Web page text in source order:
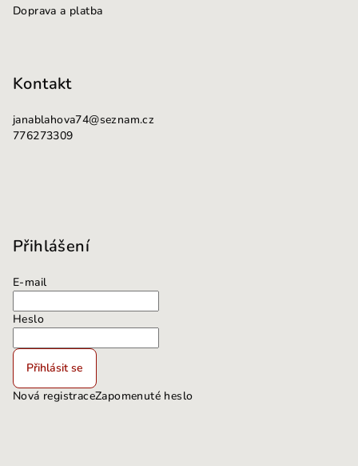
Doprava a platba
Kontakt
janablahova74@seznam.cz
776273309
Přihlášení
E-mail
Heslo
Přihlásit se
Nová registraceZapomenuté heslo